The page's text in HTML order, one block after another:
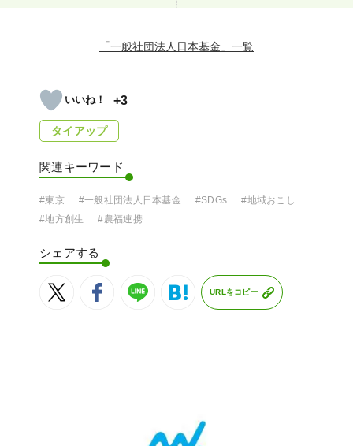
「一般社団法人日本基金」
+3
タイアップ
関連キーワード
#東京 #一般社団法人日本基金 #SDGs
#地域おこし
#地方創生
#農福連携
シェアする
URLをコピー